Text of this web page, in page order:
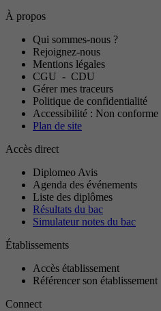
À propos
Qui sommes-nous ?
Rejoignez-nous
Mentions légales
CGU - CDU
Gérer mes traceurs
Politique de confidentialité
Accessibilité : Non conforme
Plan de site
Accès direct
Diplomeo Avis
Agenda des événements
Liste des diplômes
Résultats du bac
Simulateur notes du bac
Établissements
Accès établissement
Référencer son établissement
Connect